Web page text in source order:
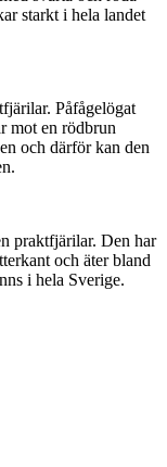
starkt i hela landet
Påfågelögat
mot en rödbrun
och därför kan den
praktfjärilar. Den har
och äter bland
i hela Sverige.